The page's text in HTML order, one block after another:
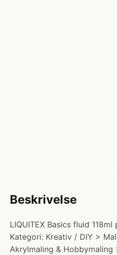
Beskrivelse
LIQUITEX Basics fluid
Kategori: Kreativ / DIY >
Akrylmaling & Hobbymaling